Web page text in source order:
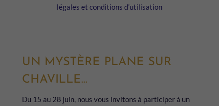
légales et conditions d’utilisation
UN MYSTÈRE PLANE SUR
CHAVILLE…
Du 15 au 28 juin, nous vous invitons à participer à un